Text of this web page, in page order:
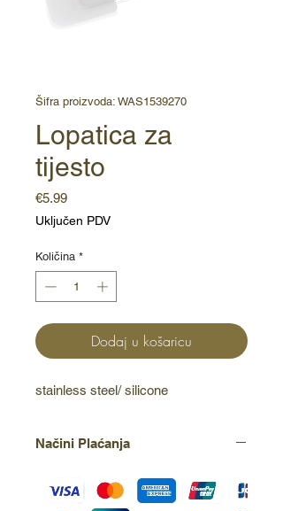
Šifra proizvoda: WAS1539270
Lopatica za
tijesto
€5.99Cijena
Uključen PDV
Količina *
Dodaj u košaricu
stainless steel/ silicone
Načini Plaćanja